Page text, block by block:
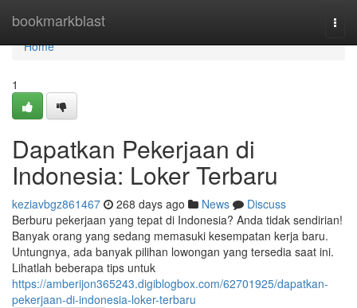
bookmarkblast
Home
Home
1
Dapatkan Pekerjaan di
Indonesia: Loker Terbaru
keziavbgz861467 268 days ago News
Discuss
Berburu pekerjaan yang tepat di Indonesia? Anda tidak sendirian!
Banyak orang yang sedang memasuki kesempatan kerja baru.
Untungnya, ada banyak pilihan lowongan yang tersedia saat ini.
Lihatlah beberapa tips untuk
https://amberijon365243.digiblogbox.com/62701925/dapatkan-
pekerjaan-di-indonesia-loker-terbaru